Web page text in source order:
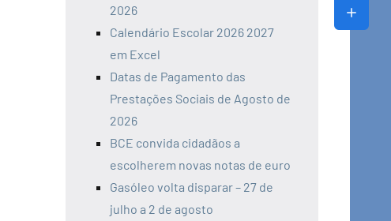
2026
Calendário Escolar 2026 2027
em Excel
Datas de Pagamento das
Prestações Sociais de Agosto de
2026
BCE convida cidadãos a
escolherem novas notas de euro
Gasóleo volta disparar – 27 de
julho a 2 de agosto